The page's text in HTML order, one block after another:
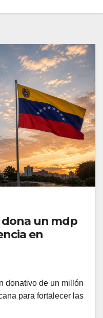
un mdp
en
donativo de un millón
para fortalecer las